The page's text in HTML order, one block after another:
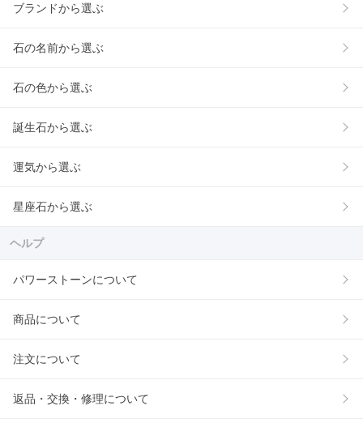
ブランドから選ぶ
石の名前から選ぶ
石の色から選ぶ
誕生石から選ぶ
運気から選ぶ
星座石から選ぶ
ヘルプ
パワーストーンについて
商品について
注文について
返品・交換・修理について